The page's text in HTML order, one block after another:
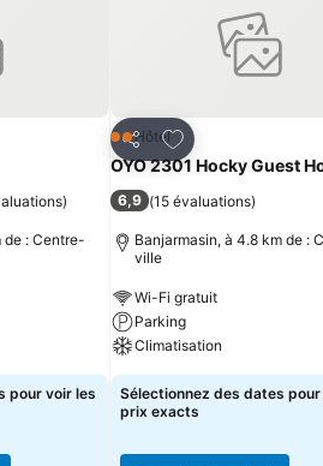
favoris
)
de : Centre-
pour voir les
Partager
Ajouter à mes
2 Étoiles
Hôtel
OYO 2301 Hocky Guest
6,9 (15 évaluations)
Banjarmasin, à 4.8 km de :
ville
Wi-Fi gratuit
Parking
Climatisation
Sélectionnez des dates pour
prix exacts